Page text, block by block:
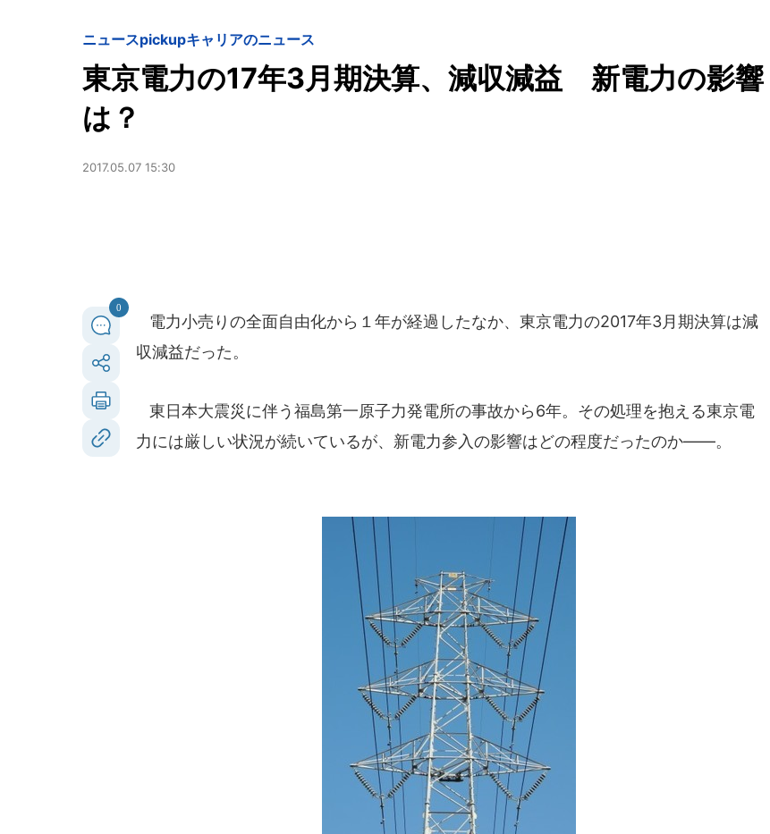
ニュースpickupキャリアのニュース
東京電力の17年3月期決算、減収減益 新電力の影響
は？
2017.05.07 15:30
0
電力小売りの全面自由化から１年が経過したなか、東京電力の2017年3月期決算は減
収減益だった。
東日本大震災に伴う福島第一原子力発電所の事故から6年。その処理を抱える東京電
力には厳しい状況が続いているが、新電力参入の影響はどの程度だったのか――。